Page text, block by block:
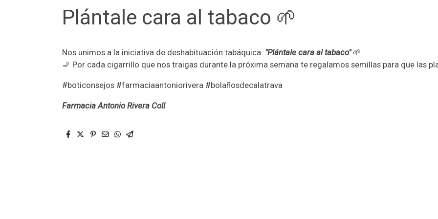
Plántale cara al tabaco 🌱
Nos unimos a la iniciativa de deshabituación tabáquica. "Plántale cara al tabaco"🌱
🚬 Por cada cigarrillo que nos traigas durante la próxima semana te regalamos semillas para que las
#boticonsejos #farmaciaantoniorivera #bolañosdecalatrava
Farmacia Antonio Rivera Coll